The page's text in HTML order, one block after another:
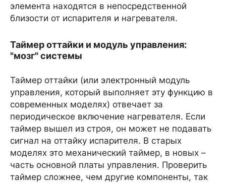
элемента находятся в непосредственной
близости от испарителя и нагревателя.
Таймер оттайки и модуль управления:
"мозг" системы
Таймер оттайки (или электронный модуль
управления, который выполняет эту функцию в
современных моделях) отвечает за
периодическое включение нагревателя. Если
таймер вышел из строя, он может не подавать
сигнал на оттайку испарителя. В старых
моделях это механический таймер, в новых –
часть основной платы управления. Проверить
таймер сложнее, чем другие компоненты, так